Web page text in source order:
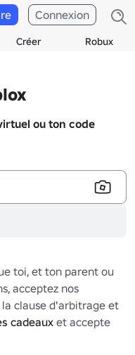
Créer Robux
Connexion
ou ton code
toi, et ton parent ou
acceptez nos
la clause d'arbitrage et
cadeaux et accepte